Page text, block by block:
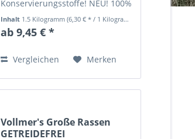
Konservierungsstoffe! NEU! 100%
Fleisch füttern, ohne
unangenehmes und mühevolles
dieses sogar sehr...
Inhalt 1.5 Kilogramm(6,30 € * / 1 Kilogramm)
ab 9,45 € *
Vergleichen Merken
Vollmer's Große Rassen
GETREIDEFREI